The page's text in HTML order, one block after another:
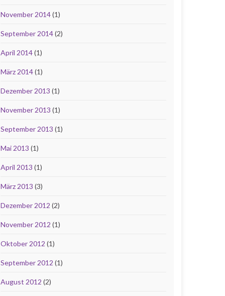
November 2014(1)
September 2014(2)
April 2014(1)
März 2014(1)
Dezember 2013 (1)
November 2013 (1)
September 2013 (1)
Mai 2013 (1)
April 2013 (1)
März 2013 (3)
Dezember 2012 (2)
November 2012 (1)
Oktober 2012 (1)
September 2012 (1)
August 2012 (2)